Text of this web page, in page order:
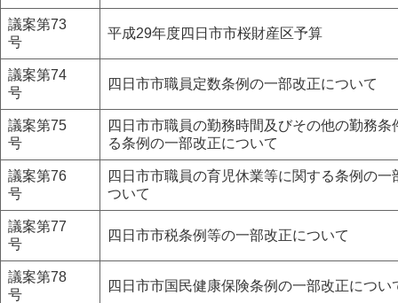
議案第73
号
平成29年度四日市市桜財産区予算
議案第74
号
四日市市職員定数条例の一部改正について
議案第75
号
四日市市職員の勤務時間及びその他の勤務条
る条例の一部改正について
議案第76
号
四日市市職員の育児休業等に関する条例の一
ついて
議案第77
号
四日市市税条例等の一部改正について
議案第78
号
四日市市国民健康保険条例の一部改正につい